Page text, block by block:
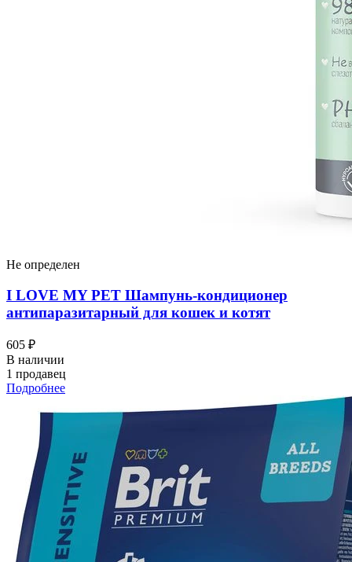
Не определен
I LOVЕ MY PET Шампунь-кондиционер
антипаразитарный для кошек и котят
605 ₽
В наличии
1 продавец
Подробнее